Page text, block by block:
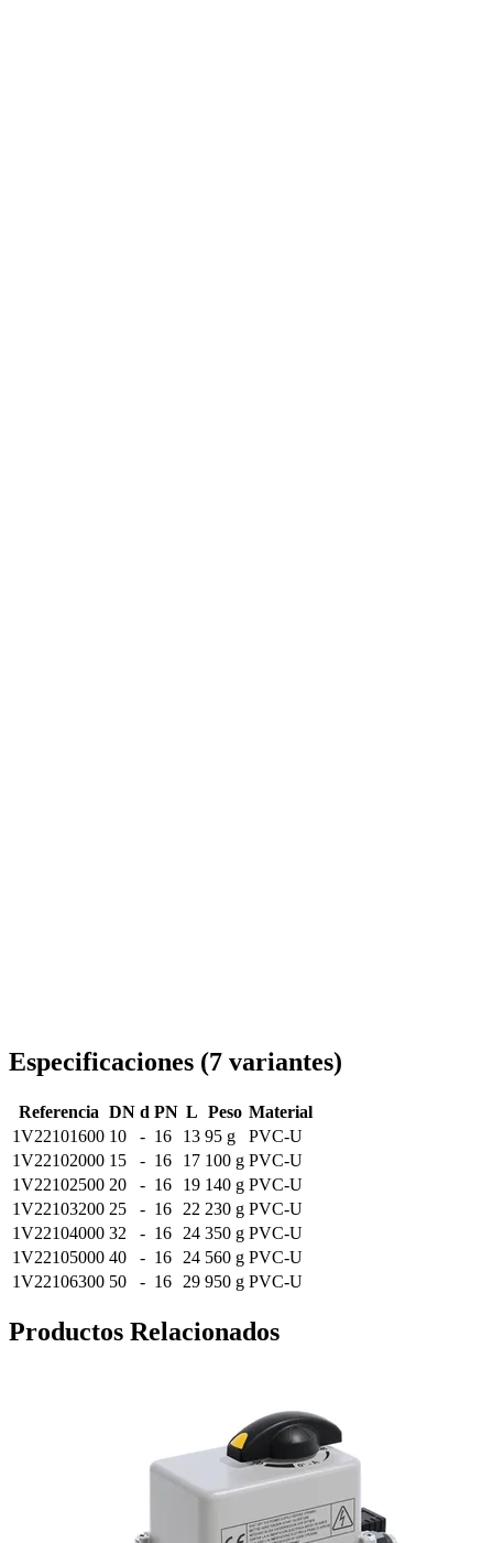
Especificaciones (7 variantes)
Referencia DN d PN L Peso Material
1V22101600 10 - 16 13 95 g
PVC-U
1V22102000 15 - 16 17 100 g PVC-U
1V22102500 20 - 16 19 140 g PVC-U
1V22103200 25 - 16 22 230 g PVC-U
1V22104000 32 - 16 24 350 g PVC-U
1V22105000 40 - 16 24 560 g PVC-U
1V22106300 50 - 16 29 950 g PVC-U
Productos Relacionados